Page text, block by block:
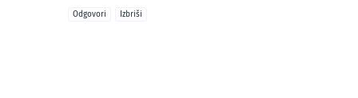
Odgovori Izbriši